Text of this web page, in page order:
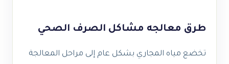
طرق معالجه مشاكل الصرف الصحي
تخضع مياه المجاري بشكل عام إلى مراحل المعالجة